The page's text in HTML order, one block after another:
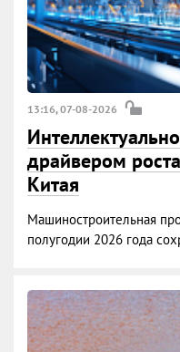
13:16, 07-08-2026
драйвером
Китая
Машиностроительная
полугодии 2026 года